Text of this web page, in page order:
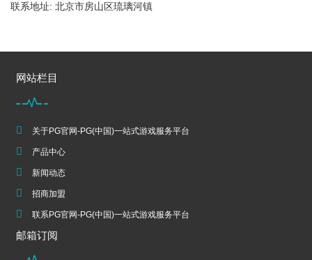
联系地址: 北京市房山区琉璃河镇
网站栏目
关于PG官网-PG(中国)一站式游戏服务平台
产品中心
新闻动态
招商加盟
联系PG官网-PG(中国)一站式游戏服务平台
邮箱订阅